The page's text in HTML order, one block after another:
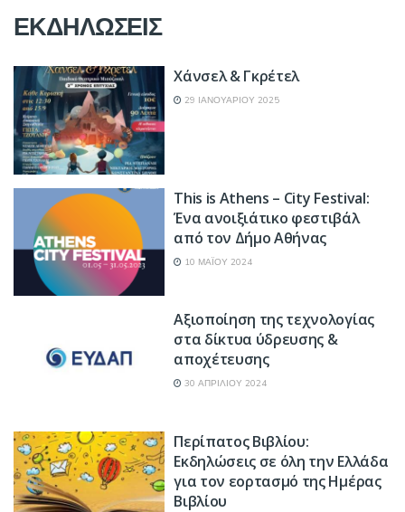
ΕΚΔΗΛΩΣΕΙΣ
Χάνσελ & Γκρέτελ
29 ΙΑΝΟΥΑΡΊΟΥ 2025
This is Athens – City Festival:
Ένα ανοιξιάτικο φεστιβάλ
από τον Δήμο Αθήνας
10 ΜΑΪ́ΟΥ 2024
Αξιοποίηση της τεχνολογίας
στα δίκτυα ύδρευσης &
αποχέτευσης
30 ΑΠΡΙΛΊΟΥ 2024
Περίπατος Βιβλίου:
Εκδηλώσεις σε όλη την Ελλάδα
για τον εορτασμό της Ημέρας
Βιβλίου